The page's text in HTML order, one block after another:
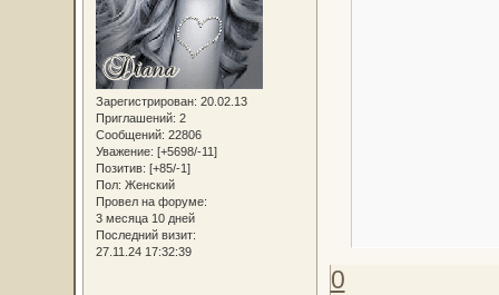
Зарегистрирован: 20.02.13
Приглашений: 2
Сообщений: 22806
Уважение: [+5698/-11]
Позитив: [+85/-1]
Пол: Женский
Провел на форуме:
3 месяца 10 дней
Последний визит:
27.11.24 17:32:39
0